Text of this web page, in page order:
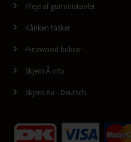
Pleje af gummistøvler
Kånken tasker
Pinewood bukser
Skjern Å info
Skjern Au - Deutsch